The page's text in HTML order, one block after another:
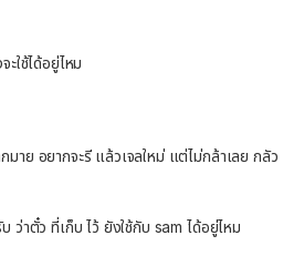
ะใช้ได้อยู่ไหม
าย อยากจะรี แล้วเจลใหม่ แต่ไม่กล้าเลย กลัว
ว่าตั๋ว ที่เก็บ ไว้ ยังใช้กับ sam ได้อยู่ไหม